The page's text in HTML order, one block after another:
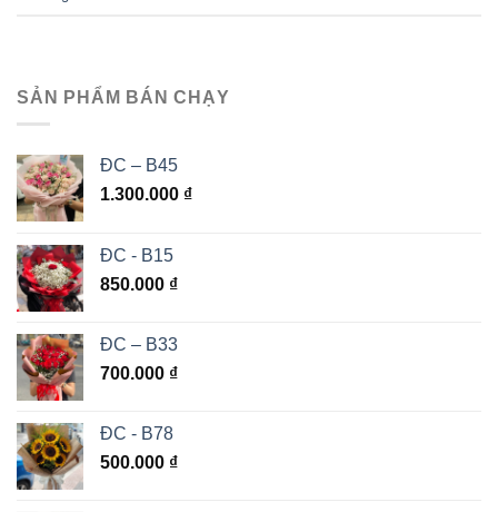
SẢN PHẨM BÁN CHẠY
ĐC – B45
1.300.000 ₫
ĐC - B15
850.000 ₫
ĐC – B33
700.000 ₫
ĐC - B78
500.000 ₫